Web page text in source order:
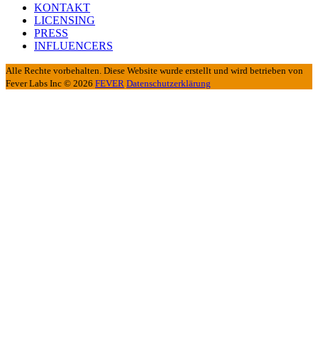
KONTAKT
LICENSING
PRESS
INFLUENCERS
Alle Rechte vorbehalten. Diese Website wurde erstellt und wird betrieben von
Fever Labs Inc © 2026 FEVER Datenschutzerklärung